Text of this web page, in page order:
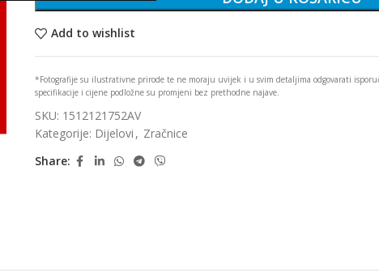
Add to wishlist
*Fotografije su ilustrativne prirode te ne moraju uvijek i u svim detaljima odgovarati
specifikacije i cijene podložne su promjeni bez prethodne najave.
SKU: 1512121752AV
Kategorije: Dijelovi , Zračnice
Share: